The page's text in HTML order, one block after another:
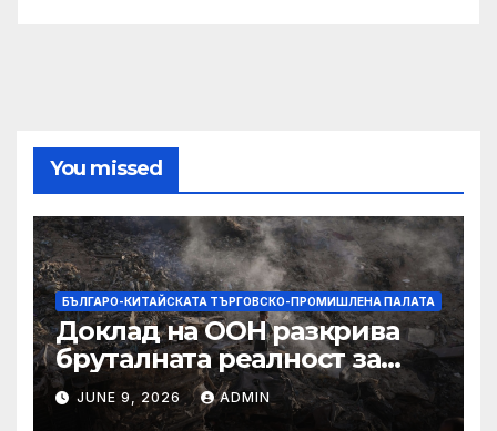
You missed
БЪЛГАРО-КИТАЙСКАТА ТЪРГОВСКО-ПРОМИШЛЕНА ПАЛАТА
Доклад на ООН разкрива
бруталната реалност за
палестинците в Газа,
Западния бряг
JUNE 9, 2026 ADMIN